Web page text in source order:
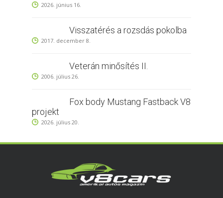
2026. június 16.
Visszatérés a rozsdás pokolba
2017. december 8.
Veterán minősítés II.
2006. július 26.
Fox body Mustang Fastback V8
projekt
2026. július 20.